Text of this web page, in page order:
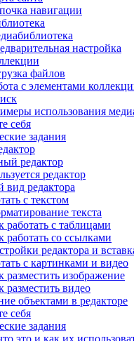
навигации
настройка
файлов
с элементами
использования
себя
задания
редактор
редактор
редактора
с текстом
текста
работать с таблицами
работать со ссылками
редактора и
с картинками и видео
разместить изображение
разместить видео
объектами в редакторе
себя
задания
это и как их